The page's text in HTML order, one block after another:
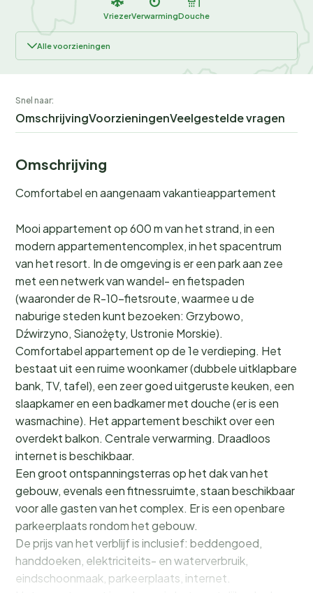
VriezerVerwarmingDouche
Alle voorzieningen
Snel naar:
OmschrijvingVoorzieningenVeelgestelde vragen
Omschrijving
Comfortabel en aangenaam vakantieappartement
Mooi appartement op 600 m van het strand, in een
modern appartementencomplex, in het spacentrum
van het resort. In de omgeving is er een park aan zee
met een netwerk van wandel- en fietspaden
(waaronder de R-10-fietsroute, waarmee u de
naburige steden kunt bezoeken: Grzybowo,
Dźwirzyno, Sianożęty, Ustronie Morskie).
Comfortabel appartement op de 1e verdieping. Het
bestaat uit een ruime woonkamer (dubbele uitklapbare
bank, TV, tafel), een zeer goed uitgeruste keuken, een
slaapkamer en een badkamer met douche (er is een
wasmachine). Het appartement beschikt over een
overdekt balkon. Centrale verwarming. Draadloos
internet is beschikbaar.
Een groot ontspanningsterras op het dak van het
gebouw, evenals een fitnessruimte, staan beschikbaar
voor alle gasten van het complex. Er is een openbare
parkeerplaats rondom het gebouw.
De prijs van het verblijf is inclusief: beddengoed,
handdoeken, elektriciteits- en waterverbruik,
eindschoonmaak, parkeerplaats, internet.